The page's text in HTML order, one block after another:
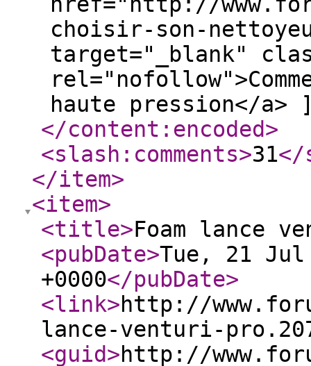
choisir-son-
target="_blank"
haute pression</a>
</content:encoded>
<slash:comments>31</
</item>
<item>
<title>Foam lance
<pubDate>Tue, 21 Jul
+0000</pubDate>
<link>http://
lance-venturi-
<guid>http://